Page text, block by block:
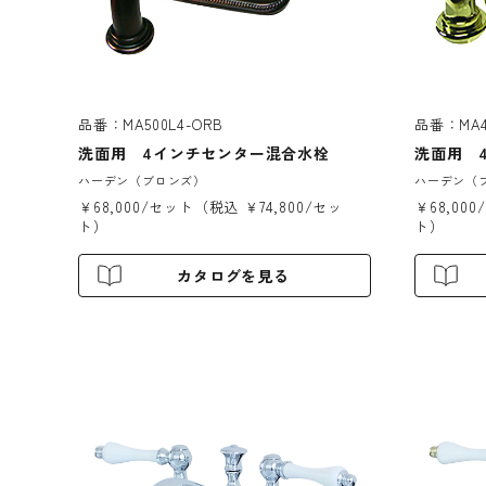
品番：MA500L4-ORB
洗面用 4インチセンター混合水栓
ハーデン（ブロンズ）
￥68,000/セット（税込 ￥74,800/セッ
ト）
カタログを見る
品番：
洗面用 4
ハーデン（
￥
ト）